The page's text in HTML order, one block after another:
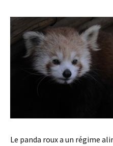
Le panda roux a un régime